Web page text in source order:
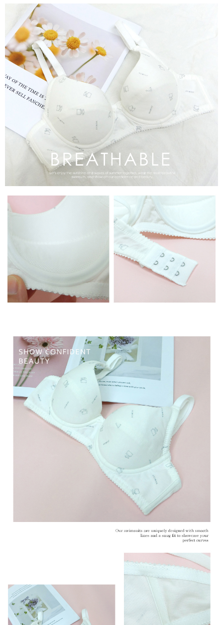
４．使用「AFTEE先享後付」時，將依據個別帳號之用戶狀況，依本公司即
時審查核予不同之上限額度；若仍有額度不足之情形，本公司將視審查結果
請求用戶進行身份認證。
５．嚴禁一人註冊多個帳號或使用他人資訊註冊。若發現惡意使用之情形，
恩沛科技股份有限公司將有權停止該用戶之使用額度並採取法律行動。
付款後7-11取貨
每筆NT$80，滿NT$799(含以上)免運費
7-11取貨(快速到店)
每筆NT$90
宅配/離島不配送
每筆NT$80，滿NT$890(含以上)免運費
黑貓貨到付款
國家/地區配送